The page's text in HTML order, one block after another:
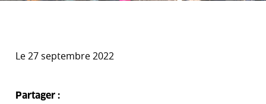
Le 27 septembre 2022
Partager :